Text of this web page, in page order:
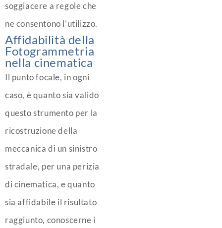
soggiacere a regole che
ne consentono l’utilizzo.
Affidabilità della
Fotogrammetria
nella cinematica
Il punto focale, in ogni
caso, è quanto sia valido
questo strumento per la
ricostruzione della
meccanica di un sinistro
stradale, per una perizia
di cinematica, e quanto
sia affidabile il risultato
raggiunto, conoscerne i